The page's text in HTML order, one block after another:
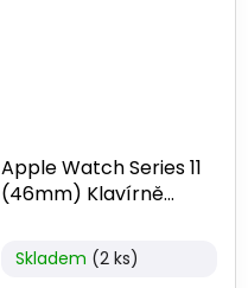
Apple Watch Series 11
(46mm) Klavírně
Skladem (2 ks)